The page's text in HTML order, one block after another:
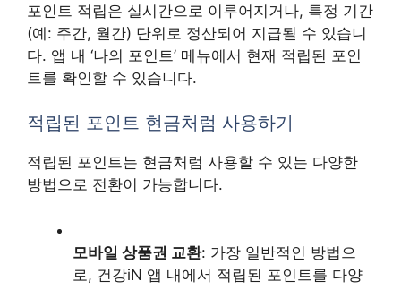
포인트 적립은 실시간으로 이루어지거나, 특정 기간
(예: 주간, 월간) 단위로 정산되어 지급될 수 있습니
다. 앱 내 ‘나의 포인트’ 메뉴에서 현재 적립된 포인
트를 확인할 수 있습니다.
적립된 포인트 현금처럼 사용하기
적립된 포인트는 현금처럼 사용할 수 있는 다양한
방법으로 전환이 가능합니다.
모바일 상품권 교환: 가장 일반적인 방법으
로, 건강iN 앱 내에서 적립된 포인트를 다양